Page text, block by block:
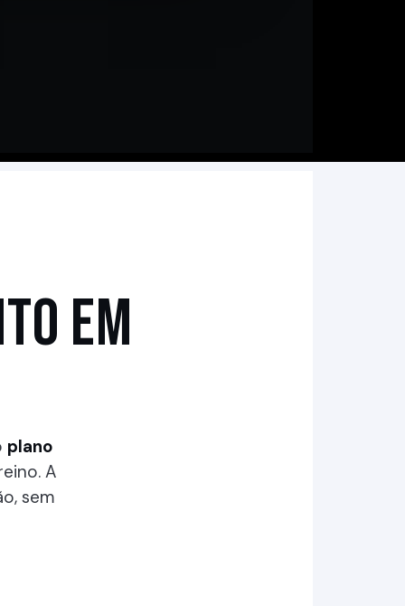
EM
plano
A
sem